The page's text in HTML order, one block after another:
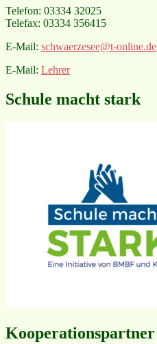
Telefon: 03334 32025
Telefax: 03334 356415
E-Mail: schwaerzesee@t-online.de
E-Mail: Lehrer
Schule macht stark
Kooperationspartner